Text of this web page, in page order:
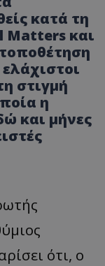
κατά τη
Matters και
στιγμή
η
και μήνες
ότι, ο